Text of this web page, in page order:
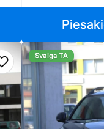
Pievienot favorītiem
Svaiga TA